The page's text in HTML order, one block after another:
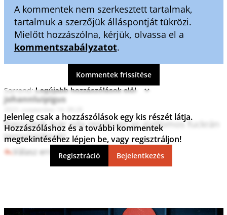
A kommentek nem szerkesztett tartalmak,
tartalmuk a szerzőjük álláspontját tükrözi.
Mielőtt hozzászólna, kérjük, olvassa el a
kommentszabályzatot.
Kommentek frissítése
Sorrend:
johannluipigus
Basszatok már oda rendesen az alattomos fuckrán
terroristáknak!
Válasz erre 2 0
Jelenleg csak a hozzászólások egy kis részét látja.
Hozzászóláshoz és a további kommentek
megtekintéséhez lépjen be, vagy regisztráljon!
Regisztráció Bejelentkezés